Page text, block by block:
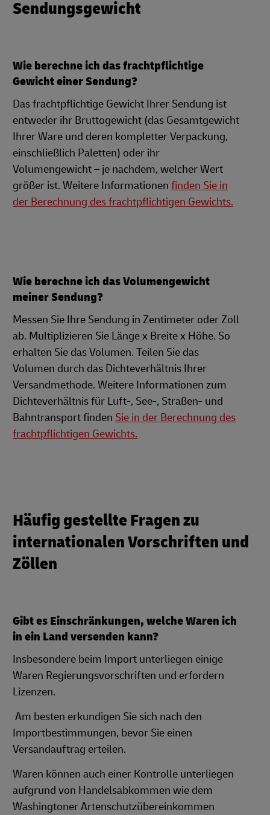
Sendungsgewicht
Wie berechne ich das frachtpflichtige
Gewicht einer Sendung?
Das frachtpflichtige Gewicht Ihrer Sendung ist
entweder ihr Bruttogewicht (das Gesamtgewicht
Ihrer Ware und deren kompletter Verpackung,
einschließlich Paletten) oder ihr
Volumengewicht – je nachdem, welcher Wert
größer ist. Weitere Informationen finden Sie in
der Berechnung des frachtpflichtigen Gewichts.
Wie berechne ich das Volumengewicht
meiner Sendung?
Messen Sie Ihre Sendung in Zentimeter oder Zoll
ab. Multiplizieren Sie Länge x Breite x Höhe. So
erhalten Sie das Volumen. Teilen Sie das
Volumen durch das Dichteverhältnis Ihrer
Versandmethode. Weitere Informationen zum
Dichteverhältnis für Luft-, See-, Straßen- und
Bahntransport finden Sie in der Berechnung des
frachtpflichtigen Gewichts.
Häufig gestellte Fragen zu
internationalen Vorschriften und
Zöllen
Gibt es Einschränkungen, welche Waren ich
in ein Land versenden kann?
Insbesondere beim Import unterliegen einige
Waren Regierungsvorschriften und erfordern
Lizenzen.
Am besten erkundigen Sie sich nach den
Importbestimmungen, bevor Sie einen
Versandauftrag erteilen.
Waren können auch einer Kontrolle unterliegen
aufgrund von Handelsabkommen wie dem
Washingtoner Artenschutzübereinkommen